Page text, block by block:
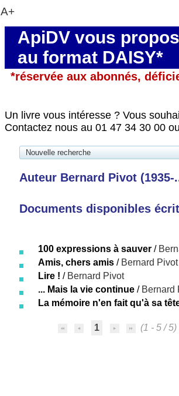
ApiDV vous
au format DAISY*
*réservée aux abonnés,
Un livre vous intéresse ? Vous
Contactez nous au 01 47 34 30 00
Nouvelle recherche
Auteur Bernard Pivot (1935-
Documents disponibles
100 expressions à sauver /
Amis, chers amis / Bernard Pivot
Lire ! / Bernard Pivot
... Mais la vie continue / Bernard
La mémoire n'en fait qu'à sa
1 (1 - 5 / 5)
A+